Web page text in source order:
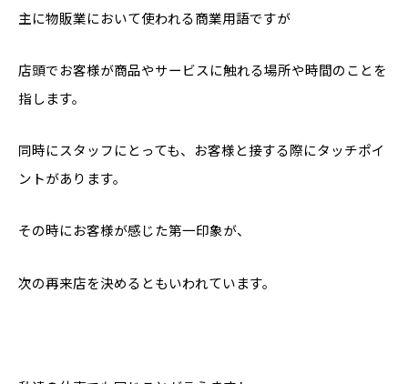
主に物販業において使われる商業用語ですが
店頭でお客様が商品やサービスに触れる場所や時間のことを
指します。
同時にスタッフにとっても、お客様と接する際にタッチポイ
ントがあります。
その時にお客様が感じた第一印象が、
次の再来店を決めるともいわれています。